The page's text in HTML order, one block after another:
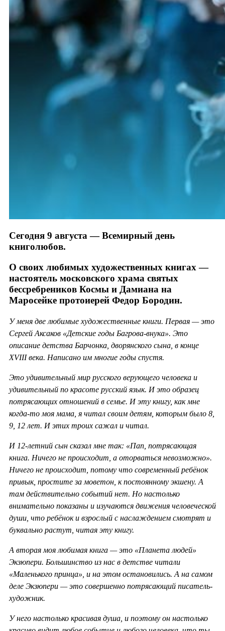
Сегодня 9 августа — Всемирный день
книголюбов.
О своих любимых художественных книгах —
настоятель московского храма святых
бессребреников Космы и Дамиана на
Маросейке протоиерей Федор Бородин.
У меня две любимые художественные книги. Первая — это
Сергей Аксаков «Детские годы Багрова-внука». Это
описание детства Барчонка, дворянского сына, в конце
XVIII века. Написано им многие годы спустя.
Это удивительный мир русского верующего человека и
удивительный по красоте русский язык. И это образец
потрясающих отношений в семье. И эту книгу, как мне
когда-то моя мама, я читал своим детям, которым было 8,
9, 12 лет. И этих троих сажал и читал.
И 12-летний сын сказал мне так: «Пап, потрясающая
книга. Ничего не происходит, а оторваться невозможно».
Ничего не происходит, потому что современный ребёнок
привык, простите за моветон, к постоянному экшену. А
там действительно событий нет. Но настолько
внимательно показаны и изучаются движения человеческой
души, что ребёнок и взрослый с наслаждением смотрят и
буквально растут, читая эту книгу.
А вторая моя любимая книга — это «Планета людей»
Экзюпери. Большинство из нас в детстве читали
«Маленького принца», и на этом остановились. А на самом
деле Экзюпери — это совершенно потрясающий писатель-
художник.
У него настолько красивая душа, и поэтому он настолько